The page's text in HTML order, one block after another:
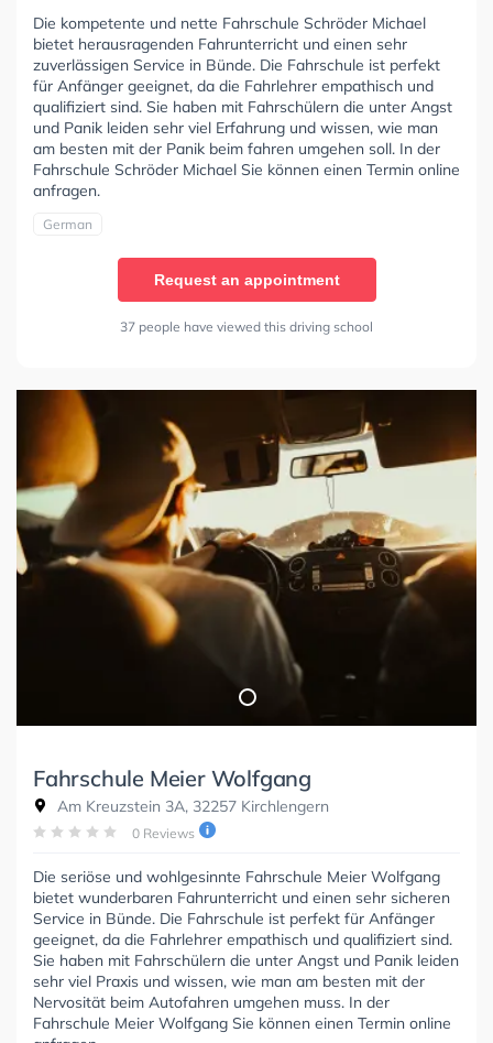
Die kompetente und nette Fahrschule Schröder Michael
bietet herausragenden Fahrunterricht und einen sehr
zuverlässigen Service in Bünde. Die Fahrschule ist perfekt
für Anfänger geeignet, da die Fahrlehrer empathisch und
qualifiziert sind. Sie haben mit Fahrschülern die unter Angst
und Panik leiden sehr viel Erfahrung und wissen, wie man
am besten mit der Panik beim fahren umgehen soll. In der
Fahrschule Schröder Michael Sie können einen Termin online
anfragen.
German
Request an appointment
37 people have viewed this driving school
Fahrschule Meier Wolfgang
Am Kreuzstein 3A, 32257 Kirchlengern
0 Reviews
Die seriöse und wohlgesinnte Fahrschule Meier Wolfgang
bietet wunderbaren Fahrunterricht und einen sehr sicheren
Service in Bünde. Die Fahrschule ist perfekt für Anfänger
geeignet, da die Fahrlehrer empathisch und qualifiziert sind.
Sie haben mit Fahrschülern die unter Angst und Panik leiden
sehr viel Praxis und wissen, wie man am besten mit der
Nervosität beim Autofahren umgehen muss. In der
Fahrschule Meier Wolfgang Sie können einen Termin online